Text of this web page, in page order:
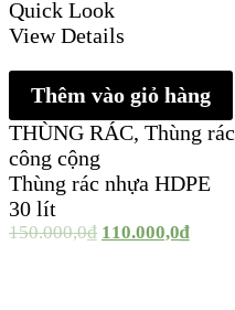
Quick Look
View Details
Thêm vào giỏ hàng
THÙNG RÁC, Thùng rác
công cộng
Thùng rác nhựa HDPE
30 lít
150.000,0₫ 110.000,0₫